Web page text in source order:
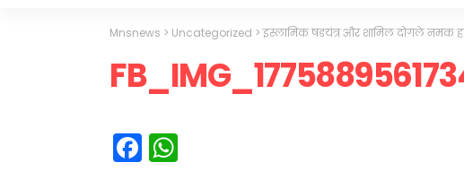
Mnsnews > Uncategorized >इस्लामिक षडयंत्र और शामिल दोगले नमक
Facebook